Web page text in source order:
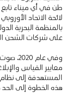
طن في أي ميناء تابع
بالمنظمة البحرية
على شركات الشحن
وفي
معايير القياس
المستهدفة إلى نظام
هذه الخطوة إلى الحد